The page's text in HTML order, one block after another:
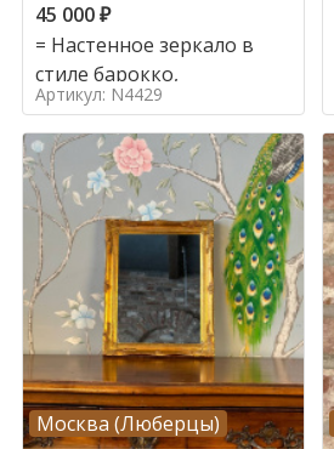
45 000₽
= Настенное зеркало в
стиле барокко,
Артикул: N4429
Москва (Люберцы)